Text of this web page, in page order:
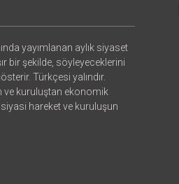
yayımlanan aylık siyaset
bir şekilde, söyleyeceklerini
Türkçesi yalındır.
ve kuruluştan ekonomik
hareket ve kuruluşun